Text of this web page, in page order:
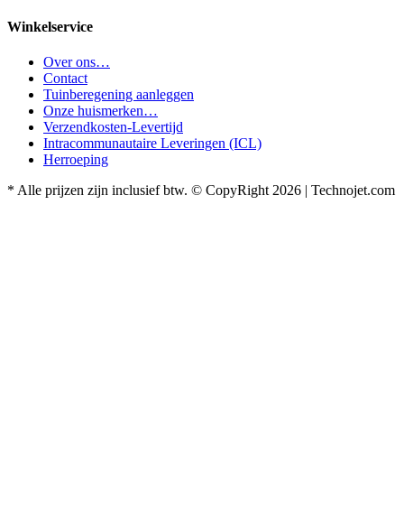
Winkelservice
Over ons…
Contact
Tuinberegening aanleggen
Onze huismerken…
Verzendkosten-Levertijd
Intracommunautaire Leveringen (ICL)
Herroeping
* Alle prijzen zijn inclusief btw. © CopyRight 2026 | Technojet.com